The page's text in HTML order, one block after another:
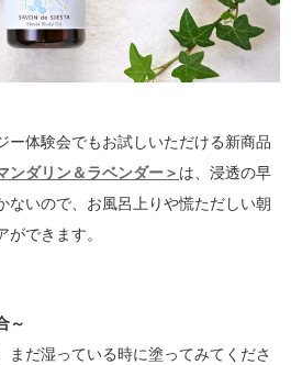
ー体験会でもお試しいただける新商品
ダリン＆ラベンダー＞ は、浸透の早
ないので、お風呂上りや慌ただしい朝
できます。
～
まだ湿っている時に塗ってみてくださ